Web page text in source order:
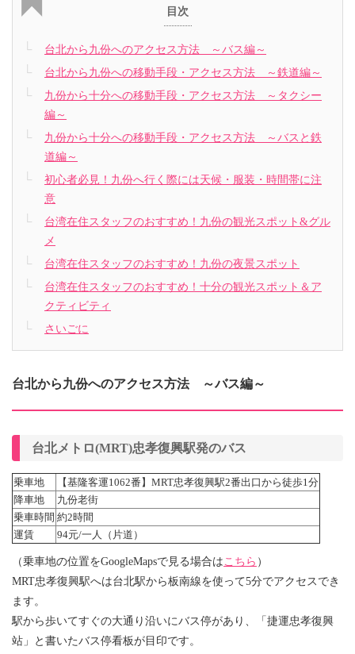
目次
台北から九份へのアクセス方法 ～バス編～
台北から九份への移動手段・アクセス方法 ～鉄道編～
九份から十分への移動手段・アクセス方法 ～タクシー
編～
九份から十分への移動手段・アクセス方法 ～バスと鉄
道編～
初心者必見！九份へ行く際には天候・服装・時間帯に注
意
台湾在住スタッフのおすすめ！九份の観光スポット&グル
メ
台湾在住スタッフのおすすめ！九份の夜景スポット
台湾在住スタッフのおすすめ！十分の観光スポット＆ア
クティビティ
さいごに
台北から九份へのアクセス方法 ～バス編～
台北メトロ(MRT)忠孝復興駅発のバス
乗車地 【基隆客運1062番】MRT忠孝復興駅2番出口から徒歩1分
降車地
九份老街
乗車時間 約2時間
運賃
94元/一人（片道）
（乗車地の位置をGoogleMapsで見る場合はこちら ）
MRT忠孝復興駅へは台北駅から板南線を使って5分でアクセスでき
ます。
駅から歩いてすぐの大通り沿いにバス停があり、「捷運忠孝復興
站」と書いたバス停看板が目印です。